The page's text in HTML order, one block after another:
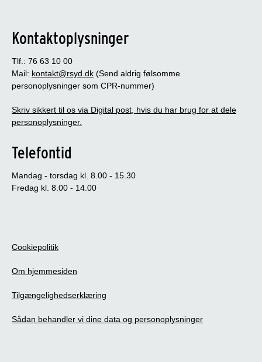
Kontaktoplysninger
Tlf.: 76 63 10 00
Mail: kontakt@rsyd.dk (Send aldrig følsomme
personoplysninger som CPR-nummer)
Skriv sikkert til os via Digital post, hvis du har brug for at dele
personoplysninger.
Telefontid
Mandag - torsdag kl. 8.00 - 15.30
Fredag kl. 8.00 - 14.00
Cookiepolitik
Om hjemmesiden
Tilgængelighedserklæring
Sådan behandler vi dine data og personoplysninger